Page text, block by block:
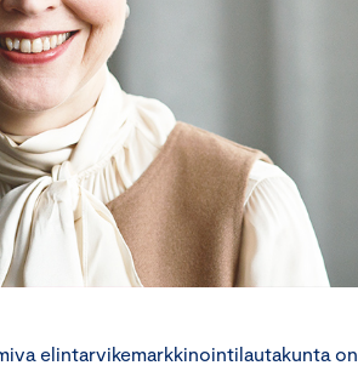
elintarvikemarkkinointilautakunta on